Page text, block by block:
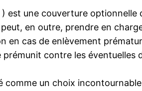
) est une couverture
en outre, prendre en
cas de enlèvement
contre les éventuelles
comme un choix